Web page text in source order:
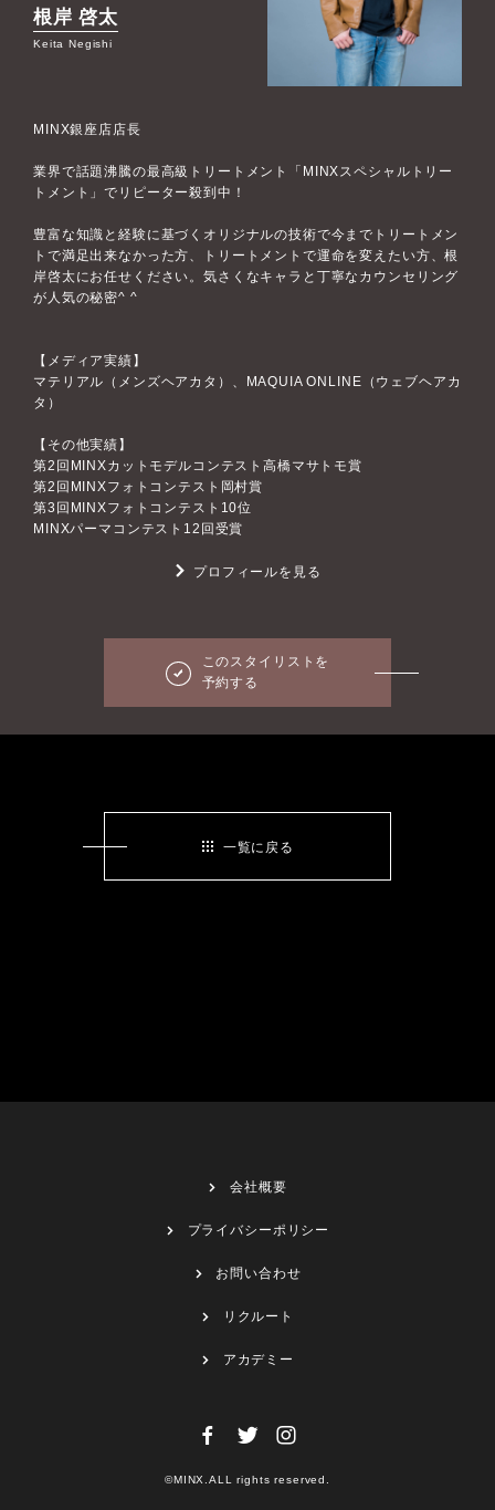
根岸 啓太
Keita Negishi
MINX銀座店店長
業界で話題沸騰の最高級トリートメント「MINXスペシャルトリー
トメント」でリピーター殺到中！
豊富な知識と経験に基づくオリジナルの技術で今までトリートメン
トで満足出来なかった方、トリートメントで運命を変えたい方、根
岸啓太にお任せください。気さくなキャラと丁寧なカウンセリング
が人気の秘密^ ^
【メディア実績】
マテリアル（メンズヘアカタ）、MAQUIA ONLINE（ウェブヘアカ
タ）
【その他実績】
第2回MINXカットモデルコンテスト高橋マサトモ賞
第2回MINXフォトコンテスト岡村賞
第3回MINXフォトコンテスト10位
MINXパーマコンテスト12回受賞
プロフィールを見る
このスタイリストを
予約する
一覧に戻る
会社概要
プライバシーポリシー
お問い合わせ
リクルート
アカデミー
©MINX.ALL rights reserved.